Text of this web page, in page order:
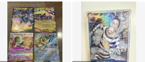
アンex SV9 SV9
128/100 SAR